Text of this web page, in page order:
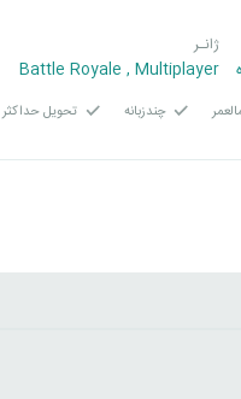
ژانـر
Battle Royale ,Multiplayer
چندزبانه تحویل حداکثر ۵ ساعت